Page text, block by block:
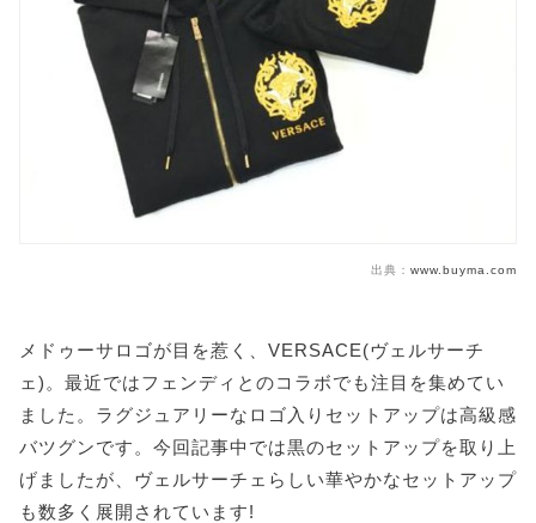
出典： www.buyma.com
メドゥーサロゴが目を惹く、VERSACE(ヴェルサーチ
ェ)。最近ではフェンディとのコラボでも注目を集めてい
ました。ラグジュアリーなロゴ入りセットアップは高級感
バツグンです。今回記事中では黒のセットアップを取り上
げましたが、ヴェルサーチェらしい華やかなセットアップ
も数多く展開されています!